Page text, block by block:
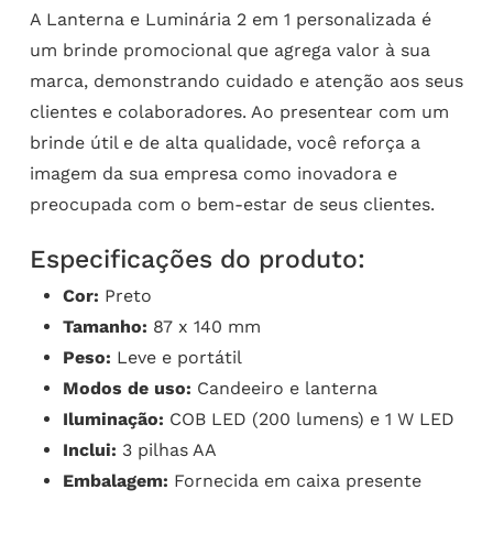
A Lanterna e Luminária 2 em 1 personalizada é
um brinde promocional que agrega valor à sua
marca, demonstrando cuidado e atenção aos seus
clientes e colaboradores. Ao presentear com um
brinde útil e de alta qualidade, você reforça a
imagem da sua empresa como inovadora e
preocupada com o bem-estar de seus clientes.
Especificações do produto:
Cor: Preto
Tamanho: 87 x 140 mm
Peso: Leve e portátil
Modos de uso: Candeeiro e lanterna
Iluminação: COB LED (200 lumens) e 1 W LED
Inclui: 3 pilhas AA
Embalagem: Fornecida em caixa presente